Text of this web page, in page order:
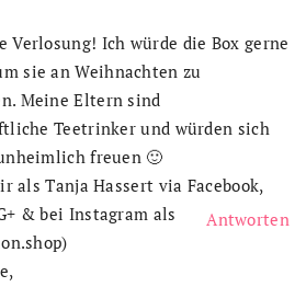
Verlosung! Ich würde die Box gerne
sie an Weihnachten zu
Meine Eltern sind
Teetrinker und würden sich
freuen 🙂
als Tanja Hassert via Facebook,
& bei Instagram als
Antworten